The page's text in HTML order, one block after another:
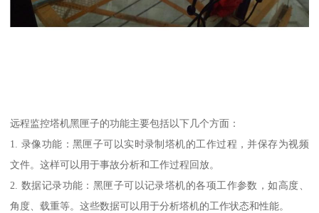
远程监控塔机黑匣子的功能主要包括以下几个方面：
1. 录像功能：黑匣子可以实时录制塔机的工作过程，并保存为视频
文件。这样可以用于事故分析和工作过程回放。
2. 数据记录功能：黑匣子可以记录塔机的各项工作参数，如高度、
角度、载重等。这些数据可以用于分析塔机的工作状态和性能。